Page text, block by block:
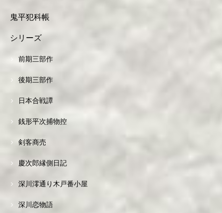
鬼平犯科帳
シリーズ
前期三部作
後期三部作
日本合戦譚
銭形平次捕物控
剣客商売
慶次郎縁側日記
深川澪通り木戸番小屋
深川恋物語